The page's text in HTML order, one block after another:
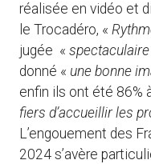
réalisée en vidéo et
le Trocadéro, «
jugée « spectaculaire
donné « une bonne
enfin ils ont été 86%
fiers d’accueillir les
L’engouement des
2024 s’avère